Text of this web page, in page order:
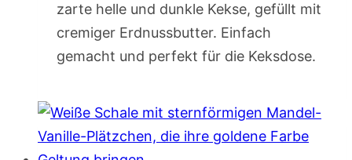
zarte helle und dunkle Kekse, gefüllt mit
cremiger Erdnussbutter. Einfach
gemacht und perfekt für die Keksdose.